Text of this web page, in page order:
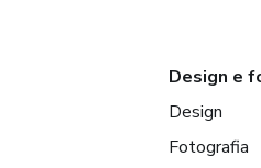
Design e
Design
Fotografia